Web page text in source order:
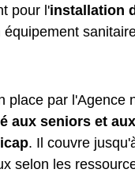
pour l'installation
place par l'Agence
aux seniors et
. Il couvre
selon les